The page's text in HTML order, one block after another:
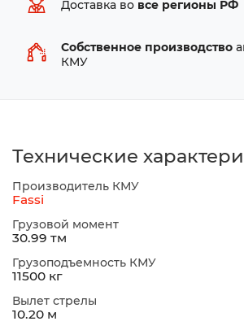
Доставка во все регионы РФ
Собственное производство
КМУ
Технические
Производитель КМУ
Fassi
Грузовой момент
30.99 тм
Грузоподъемность КМУ
11500 кг
Вылет стрелы
10.20 м